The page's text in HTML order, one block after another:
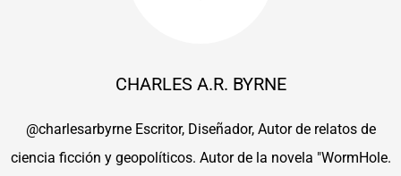
CHARLES A.R. BYRNE
@charlesarbyrne Escritor, Diseñador, Autor de relatos de
ciencia ficción y geopolíticos. Autor de la novela "WormHole.